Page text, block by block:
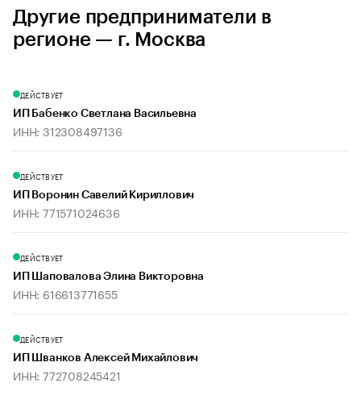
Другие предприниматели в
регионе — г. Москва
ДЕЙСТВУЕТ
ИП Бабенко Светлана Васильевна
ИНН: 312308497136
ДЕЙСТВУЕТ
ИП Воронин Савелий Кириллович
ИНН: 771571024636
ДЕЙСТВУЕТ
ИП Шаповалова Элина Викторовна
ИНН: 616613771655
ДЕЙСТВУЕТ
ИП Шванков Алексей Михайлович
ИНН: 772708245421